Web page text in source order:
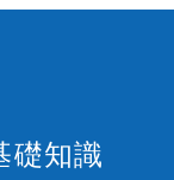
礎知識